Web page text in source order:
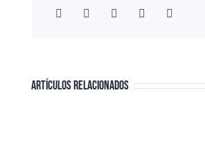
FacebookTwitter LinkedInWhatsApp
ARTÍCULOS RELACIONADOS